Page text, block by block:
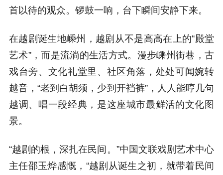
首以待的观众。锣鼓一响，台下瞬间安静下来。
在越剧诞生地嵊州，越剧从不是高高在上的“殿堂
艺术”，而是流淌的生活方式。漫步嵊州街巷，古
戏台旁、文化礼堂里、社区角落，处处可闻婉转
越音，“老到白胡须，少到开裆裤”，人人能哼几句
越调、唱一段经典，是这座城市最鲜活的文化图
景。
“越剧的根，深扎在民间。”中国文联戏剧艺术中心
主任邵玉烨感慨，“越剧从诞生之初，就带着民间